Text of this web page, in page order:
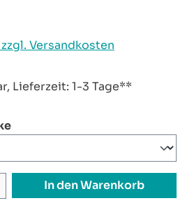
Versandkosten
Lieferzeit: 1-3 Tage**
auswählen
Gib den
In den Warenkorb